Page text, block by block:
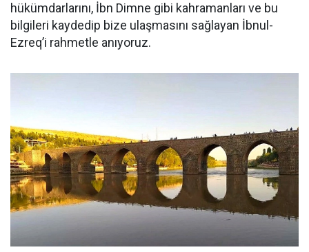
hükümdarlarını, İbn Dimne gibi kahramanları ve bu
bilgileri kaydedip bize ulaşmasını sağlayan İbnul-
Ezreq’i rahmetle anıyoruz.